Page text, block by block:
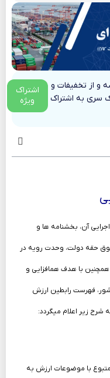
و از تخفیفات و
سری به اشتراک
اشتراک
ویژه
آن، بخشنامه ها و
حقه دولت، وحدت رویه در
همچنین با هدف همافزایی و
فهرست رابطین ارزش
زیر اعلام میگردد:
با موضوعات ارزش به